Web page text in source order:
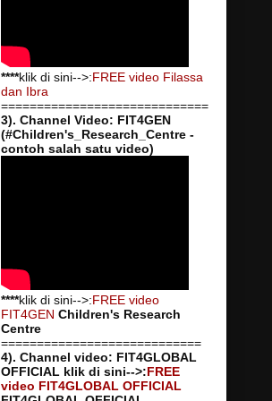
****klik di sini-->:FREE video Filassa
dan Ibra
=============================
3). Channel Video: FIT4GEN
(#Children's_Research_Centre -
contoh salah satu video)
****klik di sini-->:FREE video
FIT4GEN Children's Research
Centre
============================
4). Channel video: FIT4GLOBAL
OFFICIAL klik di sini-->:FREE
video FIT4GLOBAL OFFICIAL